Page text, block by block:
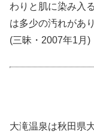
わりと肌に染み入
は多少の汚れがあ
(三昧・2007年1月)
大滝温泉は秋田県